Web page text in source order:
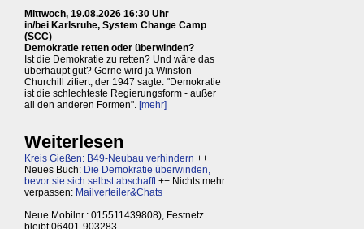
Mittwoch, 19.08.2026 16:30 Uhr
in/bei Karlsruhe, System Change Camp
(SCC)
Demokratie retten oder überwinden?
Ist die Demokratie zu retten? Und wäre das
überhaupt gut? Gerne wird ja Winston
Churchill zitiert, der 1947 sagte: "Demokratie
ist die schlechteste Regierungsform - außer
all den anderen Formen". [mehr]
Weiterlesen
Kreis Gießen: B49-Neubau verhindern ++
Neues Buch: Die Demokratie überwinden,
bevor sie sich selbst abschafft++ Nichts mehr
verpassen: Mailverteiler&Chats
Neue Mobilnr.: 015511439808), Festnetz